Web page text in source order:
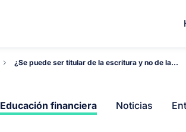
¿Se puede ser titular de la escritura y no de la...
Educación financiera Noticias